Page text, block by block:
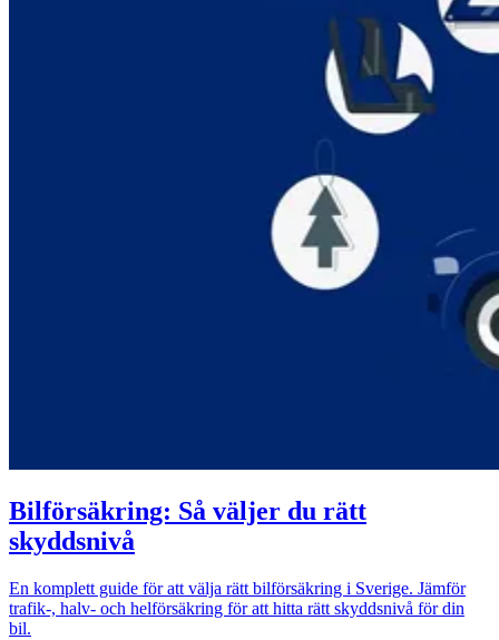
Bilförsäkring: Så väljer du rätt
skyddsnivå
En komplett guide för att välja rätt bilförsäkring i Sverige. Jämför
trafik-, halv- och helförsäkring för att hitta rätt skyddsnivå för din
bil.